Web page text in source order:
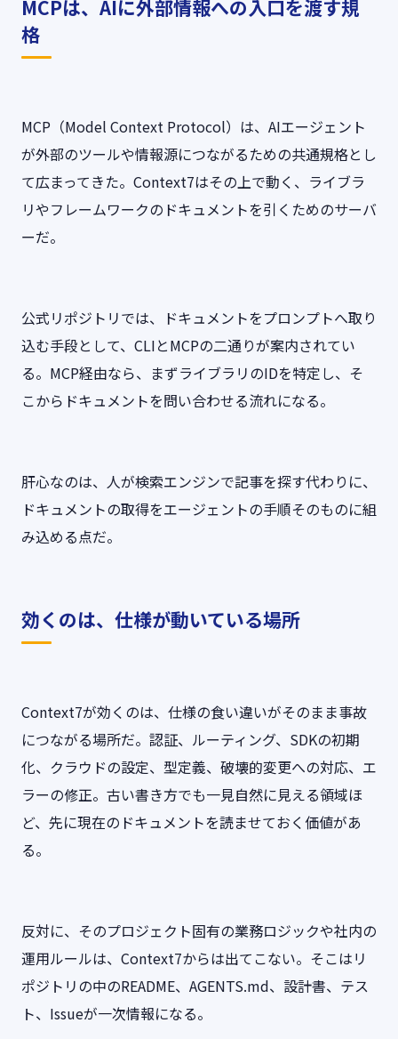
MCPは、AIに外部情報への入口を渡す規
格
MCP（Model Context Protocol）は、AIエージェント
が外部のツールや情報源につながるための共通規格とし
て広まってきた。Context7はその上で動く、ライブラ
リやフレームワークのドキュメントを引くためのサーバ
ーだ。
公式リポジトリでは、ドキュメントをプロンプトへ取り
込む手段として、CLIとMCPの二通りが案内されてい
る。MCP経由なら、まずライブラリのIDを特定し、そ
こからドキュメントを問い合わせる流れになる。
肝心なのは、人が検索エンジンで記事を探す代わりに、
ドキュメントの取得をエージェントの手順そのものに組
み込める点だ。
効くのは、仕様が動いている場所
Context7が効くのは、仕様の食い違いがそのまま事故
につながる場所だ。認証、ルーティング、SDKの初期
化、クラウドの設定、型定義、破壊的変更への対応、エ
ラーの修正。古い書き方でも一見自然に見える領域ほ
ど、先に現在のドキュメントを読ませておく価値があ
る。
反対に、そのプロジェクト固有の業務ロジックや社内の
運用ルールは、Context7からは出てこない。そこはリ
ポジトリの中のREADME、AGENTS.md、設計書、テス
ト、Issueが一次情報になる。